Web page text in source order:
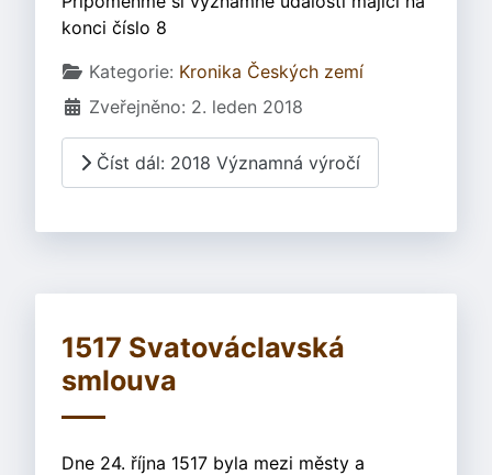
konci číslo 8
Základní údaje
Kategorie: Kronika Českých zemí
Zveřejněno: 2. leden 2018
Číst dál: 2018 Významná výročí
1517 Svatováclavská
smlouva
Dne 24. října 1517 byla mezi městy a